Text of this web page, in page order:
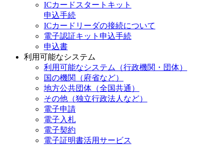
ICカードスタートキット
申込手続
ICカードリーダの接続について
電子認証キット申込手続
申込書
利用可能なシステム
利用可能なシステム（行政機関・団体）
国の機関（府省など）
地方公共団体（全国共通）
その他（独立行政法人など）
電子申請
電子入札
電子契約
電子証明書活用サービス